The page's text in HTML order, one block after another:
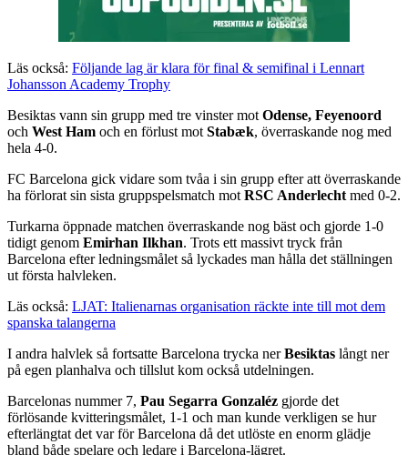
Läs också: Följande lag är klara för final & semifinal i Lennart
Johansson Academy Trophy
Besiktas vann sin grupp med tre vinster mot Odense, Feyenoord
och West Ham och en förlust mot Stabæk, överraskande nog med
hela 4-0.
FC Barcelona gick vidare som tvåa i sin grupp efter att överraskande
ha förlorat sin sista gruppspelsmatch mot RSC Anderlecht med 0-2.
Turkarna öppnade matchen överraskande nog bäst och gjorde 1-0
tidigt genom Emirhan Ilkhan. Trots ett massivt tryck från
Barcelona efter ledningsmålet så lyckades man hålla det ställningen
ut första halvleken.
Läs också: LJAT: Italienarnas organisation räckte inte till mot dem
spanska talangerna
I andra halvlek så fortsatte Barcelona trycka nerBesiktas långt ner
på egen planhalva och tillslut kom också utdelningen.
Barcelonas nummer 7, Pau Segarra Gonzaléz gjorde det
förlösande kvitteringsmålet, 1-1 och man kunde verkligen se hur
efterlängtat det var för Barcelona då det utlöste en enorm glädje
bland både spelare och ledare i Barcelona-lägret.